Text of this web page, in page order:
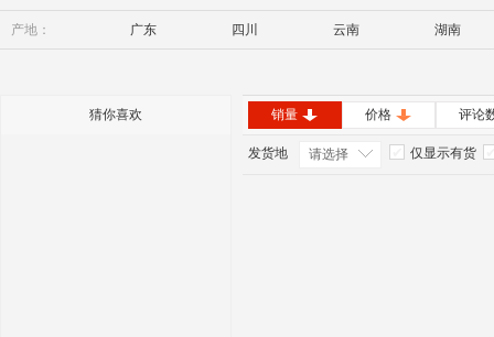
产地： 广东 四川 云南 湖南
猜你喜欢 销量 价格 评论
发货地 请选择 仅显示有货